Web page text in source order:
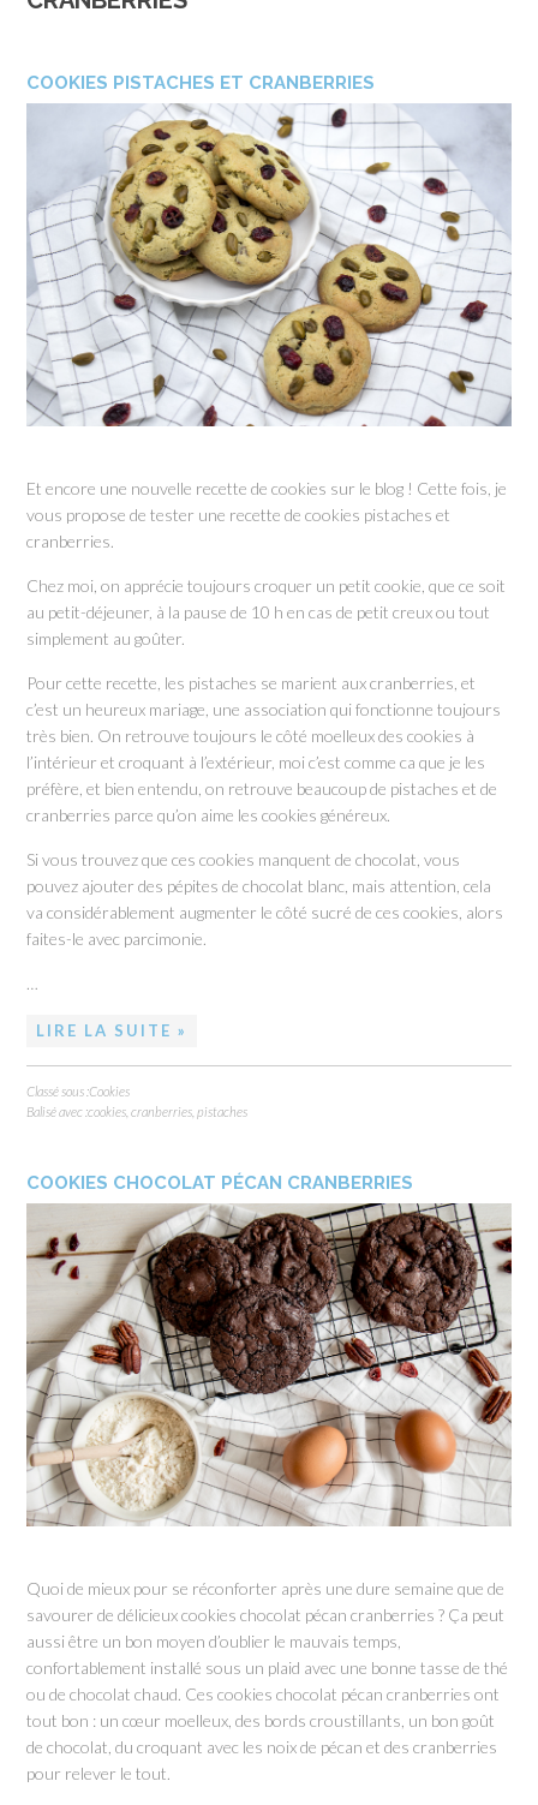
COOKIES PISTACHES ET CRANBERRIES
Et encore une nouvelle recette de cookies sur le blog ! Cette fois, je
vous propose de tester une recette de cookies pistaches et
cranberries.
Chez moi, on apprécie toujours croquer un petit cookie, que ce soit
au petit-déjeuner, à la pause de 10 h en cas de petit creux ou tout
simplement au goûter.
Pour cette recette, les pistaches se marient aux cranberries, et
c’est un heureux mariage, une association qui fonctionne toujours
très bien. On retrouve toujours le côté moelleux des cookies à
l’intérieur et croquant à l’extérieur, moi c’est comme ca que je les
préfère, et bien entendu, on retrouve beaucoup de pistaches et de
cranberries parce qu’on aime les cookies généreux.
Si vous trouvez que ces cookies manquent de chocolat, vous
pouvez ajouter des pépites de chocolat blanc, mais attention, cela
va considérablement augmenter le côté sucré de ces cookies, alors
faites-le avec parcimonie.
…
LIRE LA SUITE »
Classé sous :Cookies
Balisé avec :cookies ,cranberries ,pistaches
COOKIES CHOCOLAT PÉCAN CRANBERRIES
Quoi de mieux pour se réconforter après une dure semaine que de
savourer de délicieux cookies chocolat pécan cranberries ? Ça peut
aussi être un bon moyen d’oublier le mauvais temps,
confortablement installé sous un plaid avec une bonne tasse de thé
ou de chocolat chaud. Ces cookies chocolat pécan cranberries ont
tout bon : un cœur moelleux, des bords croustillants, un bon goût
de chocolat, du croquant avec les noix de pécan et des cranberries
pour relever le tout.